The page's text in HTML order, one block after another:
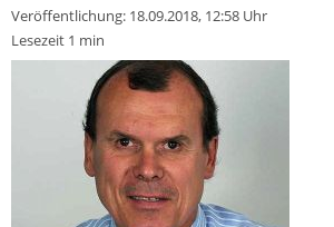
Veröffentlichung: 18.09.2018, 12:58 Uhr
Lesezeit 1 min